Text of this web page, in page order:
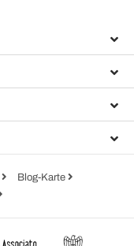
Blog-Karte